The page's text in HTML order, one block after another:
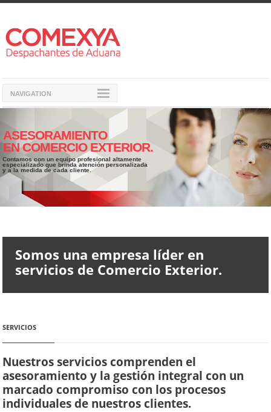
NAVIGATION
ASESORAMIENTO
EN COMERCIO EXTERIOR.
Contamos con un equipo profesional altamente
especializado que brinda atención personalizada
y a la medida de cada cliente.
Somos una empresa líder en
servicios de Comercio Exterior.
SERVICIOS
Nuestros servicios comprenden el
asesoramiento y la gestión integral con un
marcado compromiso con los procesos
individuales de nuestros clientes.